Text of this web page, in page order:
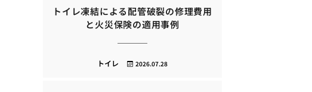
トイレ凍結による配管破裂の修理費用
と火災保険の適用事例
2026.07.28
トイレ